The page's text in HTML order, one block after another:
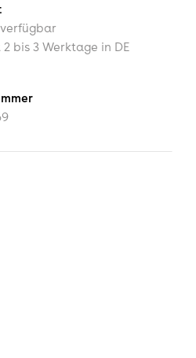
bis 3 Werktage in DE